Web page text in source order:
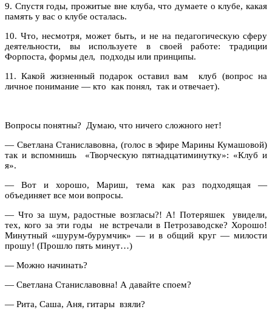
9. Спустя годы, прожитые вне клуба, что думаете о клубе, какая
память у вас о клубе осталась.
10. Что, несмотря, может быть, и не на педагогическую сферу
деятельности, вы используете в своей работе: традиции
Форпоста, формы дел, подходы или принципы.
11. Какой жизненный подарок оставил вам
клуб (вопрос на
личное понимание — кто как понял, так и отвечает).
Вопросы понятны?
Думаю, что ничего сложного нет!
— Светлана Станиславовна, (голос в эфире Марины Кумашовой)
так и вспомнишь
«Творческую пятнадцатиминутку»: «Клуб и
я».
— Вот и хорошо, Мариш, тема как раз подходящая —
объединяет все мои вопросы.
— Что за шум, радостные возгласы?! А! Потеряшек
увидели,
тех, кого за эти годы
не встречали в Петрозаводске? Хорошо!
Минутный «шурум-бурумчик» — и в общий круг — милости
прошу! (Прошло пять минут…)
— Можно начинать?
— Светлана Станиславовна! А давайте споем?
— Рита, Саша, Аня, гитары взяли?